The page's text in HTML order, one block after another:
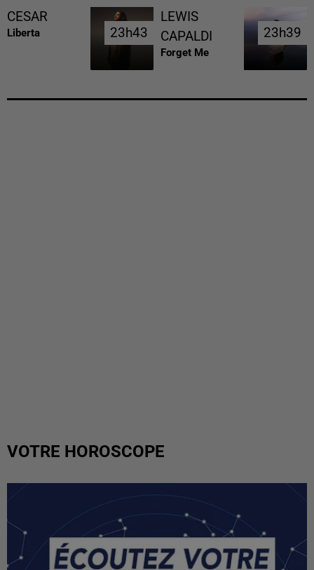
CESAR
Liberta 23h43
23h43
LEWIS
CAPALDI
Forget Me
23h39
23h39
VOTRE HOROSCOPE